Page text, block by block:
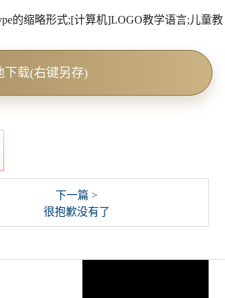
的缩略形式;[计算机]LOGO教学语言;儿童教
下载(右键另存)
下一篇 >
很抱歉没有了